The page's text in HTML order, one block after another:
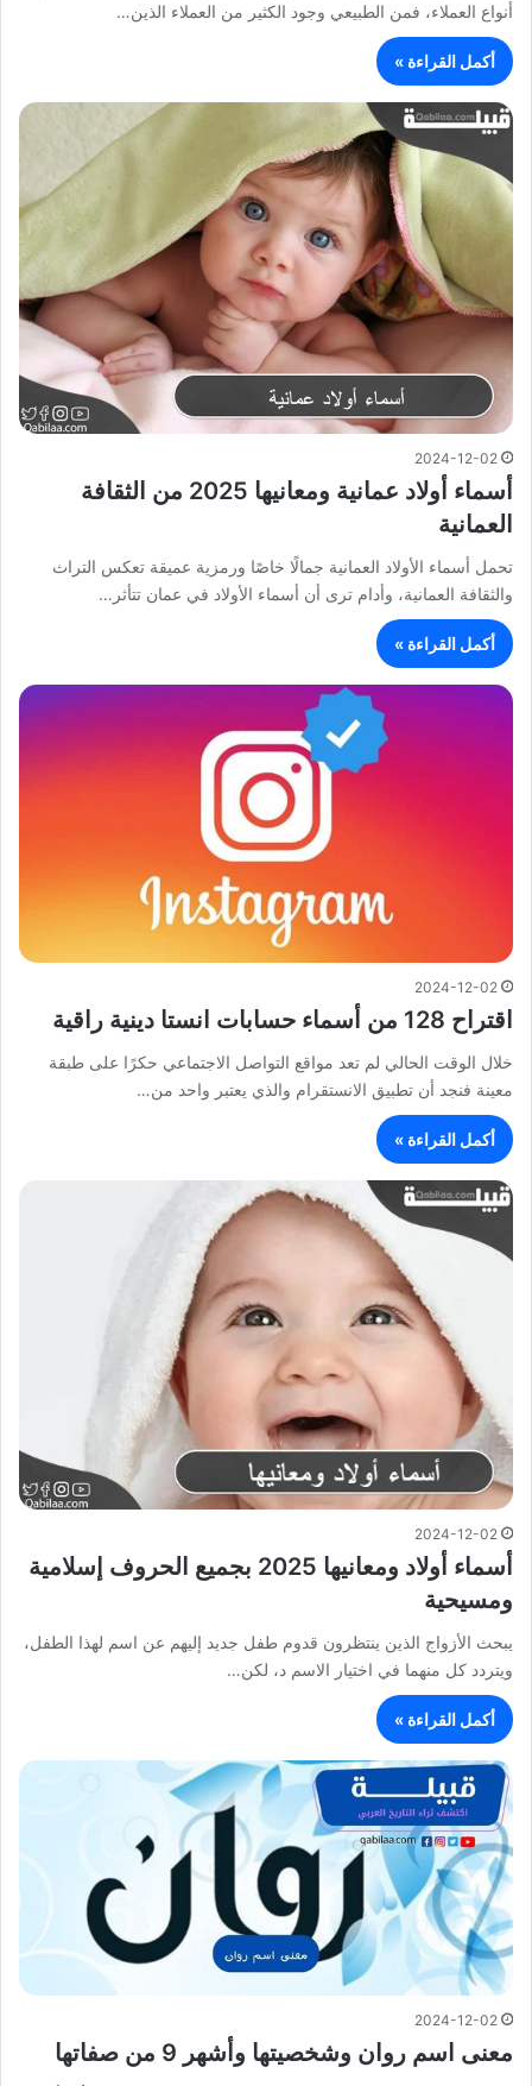
أنواع العملاء، فمن الطبيعي وجود الكثير من العملاء الذين…
أكمل القراءة »
2024-12-02
أسماء أولاد عمانية ومعانيها 2025 من الثقافة
العمانية
تحمل أسماء الأولاد العمانية جمالًا خاصًا ورمزية عميقة تعكس التراث
والثقافة العمانية، وأدام ترى أن أسماء الأولاد في عمان تتأثر…
أكمل القراءة »
2024-12-02
اقتراح 128 من أسماء حسابات انستا دينية راقية
خلال الوقت الحالي لم تعد مواقع التواصل الاجتماعي حكرًا على طبقة
معينة فنجد أن تطبيق الانستقرام والذي يعتبر واحد من…
أكمل القراءة »
2024-12-02
أسماء أولاد ومعانيها 2025 بجميع الحروف إسلامية
ومسيحية
يبحث الأزواج الذين ينتظرون قدوم طفل جديد إليهم عن اسم لهذا الطفل،
ويتردد كل منهما في اختيار الاسم د، لكن…
أكمل القراءة »
2024-12-02
معنى اسم روان وشخصيتها وأشهر 9 من صفاتها